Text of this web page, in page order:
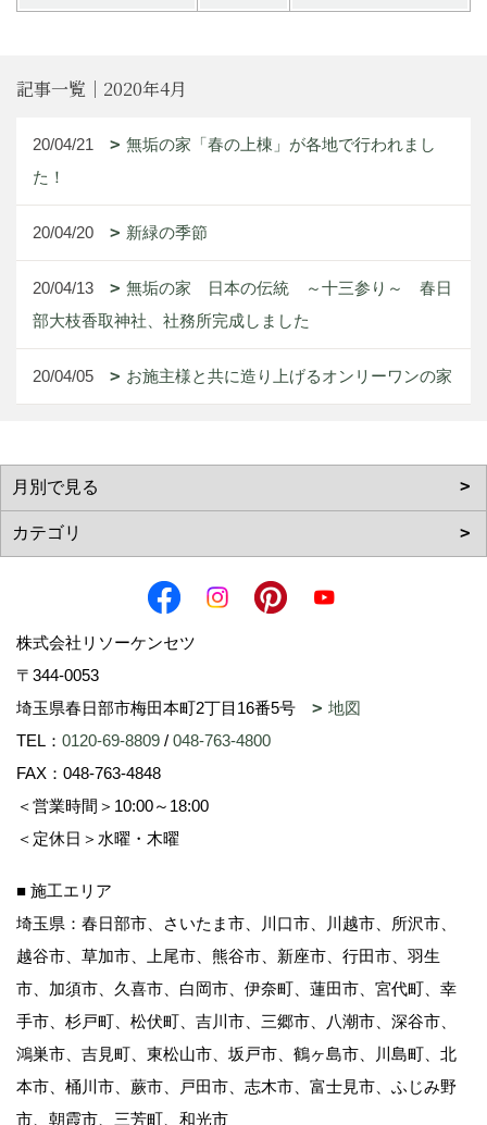
記事一覧｜2020年4月
20/04/21
無垢の家「春の上棟」が各地で行われまし
た！
20/04/20 新緑の季節
20/04/13
無垢の家 日本の伝統 ～十三参り～ 春日
部大枝香取神社、社務所完成しました
20/04/05 お施主様と共に造り上げるオンリーワンの家
株式会社リソーケンセツ
〒344-0053
埼玉県春日部市梅田本町2丁目16番5号
地図
TEL： 0120-69-8809 / 048-763-4800
FAX：048-763-4848
＜営業時間＞10:00～18:00
＜定休日＞水曜・木曜
■ 施工エリア
埼玉県：春日部市、さいたま市、川口市、川越市、所沢市、
越谷市、草加市、上尾市、熊谷市、新座市、行田市、羽生
市、加須市、久喜市、白岡市、伊奈町、蓮田市、宮代町、幸
手市、杉戸町、松伏町、吉川市、三郷市、八潮市、深谷市、
鴻巣市、吉見町、東松山市、坂戸市、鶴ヶ島市、川島町、北
本市、桶川市、蕨市、戸田市、志木市、富士見市、ふじみ野
市、朝霞市、三芳町、和光市